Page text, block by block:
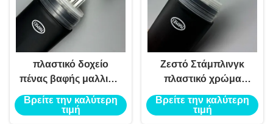
πλαστικό δοχείο
πένας βαφής μαλλιών
συσκευασία με
περιστρεφόμενο hair
Βρείτε την καλύτερη
τιμή
Ζεστό Στάμπλινγκ
πλαστικό χρώμα
μαλλιών Stick Tube
Cover για
Βρείτε την καλύτερη
τιμή